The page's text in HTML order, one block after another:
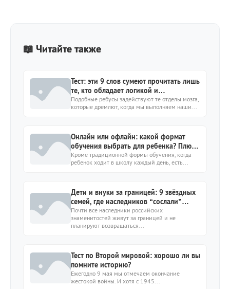
📖 Читайте также
Тест: эти 9 слов сумеют прочитать лишь
те, кто обладает логикой и
воображением
Подобные ребусы задействуют те отделы мозга,
которые дремлют, когда мы выполняем наши...
Онлайн или офлайн: какой формат
обучения выбрать для ребенка? Плюсы
и минусы
Кроме традиционной формы обучения, когда
ребенок ходит в школу каждый день, есть...
Дети и внуки за границей: 9 звёздных
семей, где наследников “сослали”
подальше
Почти все наследники российских
знаменитостей живут за границей и не
планируют возвращаться...
Тест по Второй мировой: хорошо ли вы
помните историю?
Ежегодно 9 мая мы отмечаем окончание
жестокой войны. И хотя с 1945...